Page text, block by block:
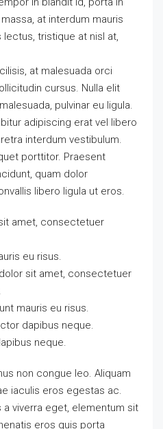
at interdum mauris
tristique at nisl at,
at malesuada orci
cursus. Nulla elit
pulvinar eu ligula.
adipiscing erat vel libero
interdum vestibulum.
porttitor. Praesent
quam dolor
libero ligula ut eros.
amet, consectetuer
eu risus.
sit amet, consectetuer
mauris eu risus.
dapibus neque.
neque.
non congue leo. Aliquam
iaculis eros egestas ac.
viverra eget, elementum sit
eros quis porta